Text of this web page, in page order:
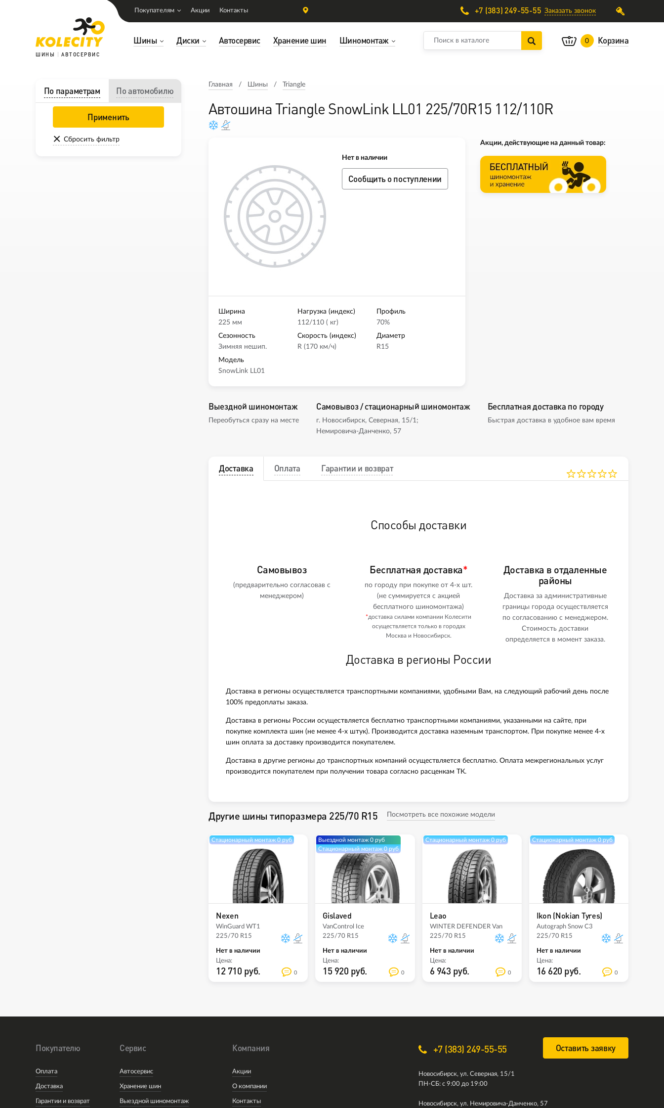
ШИНЫ АВТОСЕРВИС
Шины Диски Автосервис Хранение шин Шиномонтаж 0 Корзина
+7 (383) 249-55-55 Заказать звонок
Покупателям Акции Контакты
Главная Шины Triangle
Автошина Triangle SnowLink LL01 225/70R15 112/110R
По параметрам По автомобилю
Применить
Сбросить фильтр
Нет в наличии
Сообщить о поступлении
Ширина
225 мм
Нагрузка (индекс)
112/110 ( кг)
Профиль
70%
Сезонность
Зимняя нешип.
Скорость (индекс)
R (170 км/ч)
Диаметр
R15
Модель
SnowLink LL01
Акции, действующие на данный товар:
Выездной шиномонтаж
Переобуться сразу на месте
Самовывоз / стационарный шиномонтаж
г. Новосибирск, Северная, 15/1;
Немировича-Данченко, 57
Бесплатная доставка по городу
Быстрая доставка в удобное вам время
Доставка Оплата Гарантии и возврат
Способы доставки
Самовывоз
(предварительно согласовав с
менеджером)
Бесплатная доставка*
по городу при покупке от 4-х шт.
(не суммируется с акцией
бесплатного шиномонтажа)
*доставка силами компании Колесити
осуществляется только в городах
Москва и Новосибирск.
Доставка в отдаленные
районы
Доставка за административные
границы города осуществляется
по согласованию с менеджером.
Стоимость доставки
определяется в момент заказа.
Доставка в регионы России
Доставка в регионы осуществляется транспортными компаниями, удобными Вам, на следующий рабочий день после
100% предоплаты заказа.
Доставка в регионы России осуществляется бесплатно транспортными компаниями, указанными на сайте, при
покупке комплекта шин (не менее 4-х штук). Производится доставка наземным транспортом. При покупке менее 4-х
шин оплата за доставку производится покупателем.
Доставка в другие регионы до транспортных компаний осуществляется бесплатно. Оплата межрегиональных услуг
производится покупателем при получении товара согласно расценкам ТК.
Другие шины типоразмера 225/70 R15 Посмотреть все похожие модели
Стационарный монтаж 0 руб
Nexen
WinGuard WT1
225/70 R15
Нет в наличии
Цена:
12 710 руб. 0
Выездной монтаж 0 руб
Стационарный монтаж 0 руб
Gislaved
VanControl Ice
225/70 R15
Нет в наличии
Цена:
15 920 руб. 0
Стационарный монтаж 0 руб
Leao
WINTER DEFENDER Van
225/70 R15
Нет в наличии
Цена:
6 943 руб. 0
Стационарный монтаж 0 руб
Ikon (Nokian Tyres)
Autograph Snow C3
225/70 R15
Нет в наличии
Цена:
16 620 руб. 0
Покупателю
Оплата
Доставка
Гарантии и возврат
Сервис
Автосервис
Хранение шин
Выездной шиномонтаж
Компания
Акции
О компании
Контакты
+7 (383) 249-55-55 Оставить заявку
Новосибирск, ул. Северная, 15/1
ПН-СБ: с 9:00 до 19:00
Новосибирск, ул. Немировича-Данченко, 57